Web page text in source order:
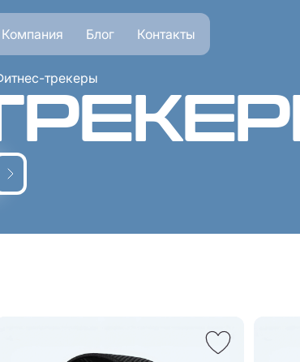
Компания Блог Контакты
трекеры